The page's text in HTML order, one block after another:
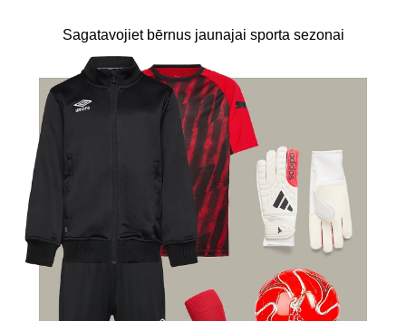
Sagatavojiet bērnus jaunajai sporta sezonai